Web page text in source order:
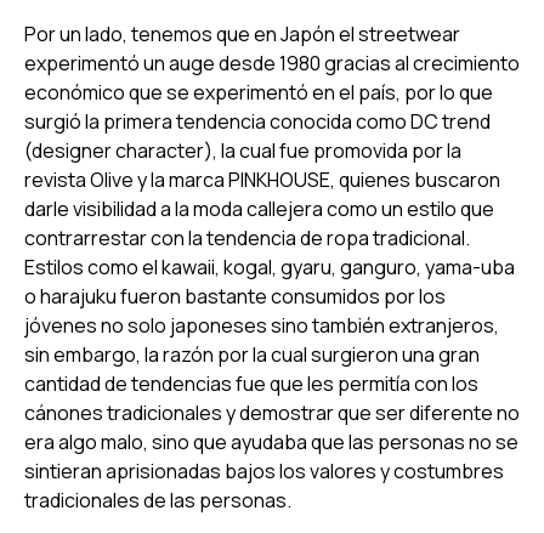
Por un lado, tenemos que en Japón elstreetwear
experimentó un auge desde 1980 gracias al crecimiento
económico que se experimentó en el país, por lo que
surgió la primera tendencia conocida comoDC trend
(designer character), la cual fue promovida por la
revistaOlivey la marcaPINKHOUSE, quienes buscaron
darle visibilidad a la moda callejera como un estilo que
contrarrestar con la tendencia de ropa tradicional.
Estilos como elkawaii, kogal, gyaru, ganguro, yama-uba
oharajukufueron bastante consumidos por los
jóvenes no solo japoneses sino también extranjeros,
sin embargo, la razón por la cual surgieron una gran
cantidad de tendencias fue que les permitía con los
cánones tradicionales y demostrar que ser diferente no
era algo malo, sino que ayudaba que las personas no se
sintieran aprisionadas bajos los valores y costumbres
tradicionales de las personas.